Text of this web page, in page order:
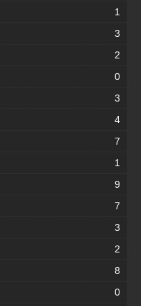
1
3
2
0
3
4
7
1
9
7
3
2
8
0